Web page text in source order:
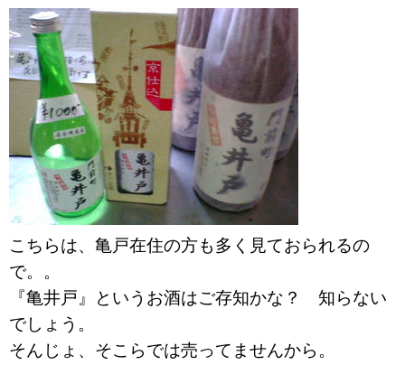
こちらは、亀戸在住の方も多く見ておられるの
で。。
『亀井戸』というお酒はご存知かな？ 知らない
でしょう。
そんじょ、そこらでは売ってませんから。